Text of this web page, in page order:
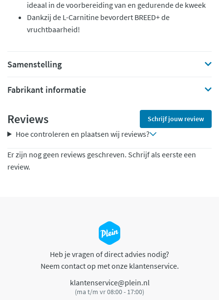
ideaal in de voorbereiding van en gedurende de kweek
Dankzij de L-Carnitine bevordert BREED+ de
vruchtbaarheid!
Samenstelling
Fabrikant informatie
Reviews Schrijf jouw review
Hoe controleren en plaatsen wij reviews?
Er zijn nog geen reviews geschreven. Schrijf als eerste een
review.
Heb je vragen of direct advies nodig?
Neem contact op met onze klantenservice.
klantenservice@plein.nl
(ma t/m vr 08:00 - 17:00)